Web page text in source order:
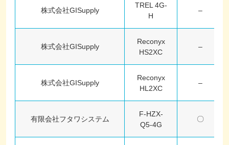
株式会社GISupply
TREL 4G-
H
–
株式会社GISupply
Reconyx
HS2XC
–
株式会社GISupply
Reconyx
HL2XC
–
有限会社フタワシステム
F-HZX-
Q5-4G
〇